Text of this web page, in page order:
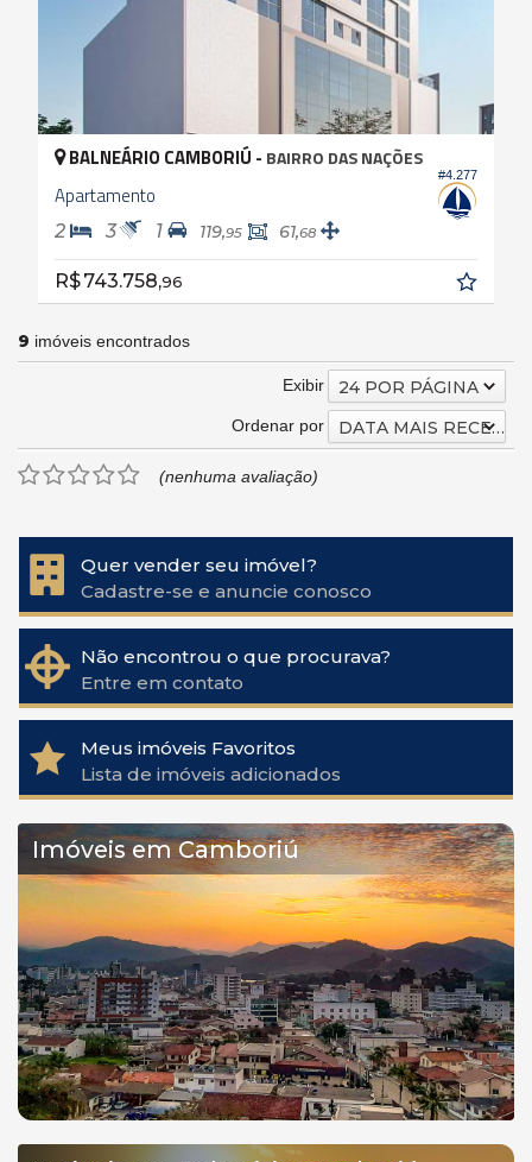
#4.277
BALNEÁRIO CAMBORIÚ - BAIRRO DAS NAÇÕES
Apartamento
2 3 1 119,95 61,68
R$ 743.758,96
9 imóveis encontrados
Exibir 24 POR PÁGINA
Ordenar por DATA MAIS RECENTE
(nenhuma avaliação)
Quer vender seu imóvel?
Cadastre-se e anuncie conosco
Não encontrou o que procurava?
Entre em contato
Meus imóveis Favoritos
Lista de imóveis adicionados
Imóveis em Camboriú